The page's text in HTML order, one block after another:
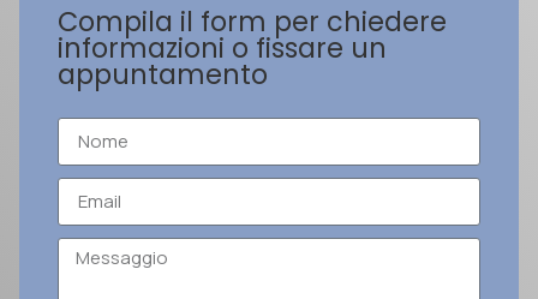
Compila il form per chiedere
informazioni o fissare un
appuntamento